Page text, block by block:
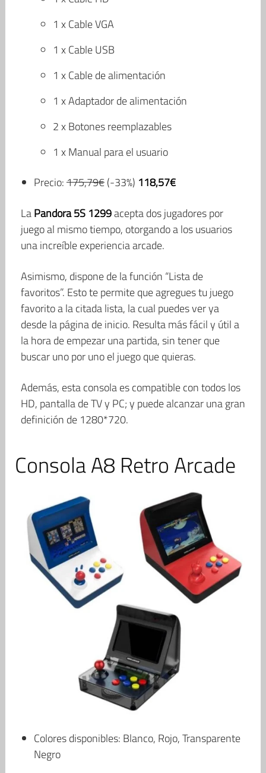
1 x Cable VGA
1 x Cable USB
1 x Cable de alimentación
1 x Adaptador de alimentación
2 x Botones reemplazables
1 x Manual para el usuario
Precio:175,79€(-33%) 118,57€
LaPandora 5S 1299acepta dos jugadores por
juego al mismo tiempo, otorgando a los usuarios
una increíble experiencia arcade.
Asimismo, dispone de la función “Lista de
favoritos”. Esto te permite que agregues tu juego
favorito a la citada lista, la cual puedes ver ya
desde la página de inicio. Resulta más fácil y útil a
la hora de empezar una partida, sin tener que
buscar uno por uno el juego que quieras.
Además, esta consola es compatible con todos los
HD, pantalla de TV y PC; y puede alcanzar una gran
definición de 1280*720.
Consola A8 Retro Arcade
Colores disponibles: Blanco, Rojo, Transparente
Negro